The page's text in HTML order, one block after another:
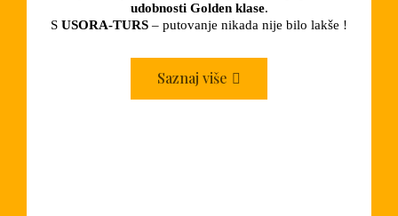
udobnosti Golden klase.
S USORA-TURS – putovanje nikada nije bilo lakše !
Saznaj više